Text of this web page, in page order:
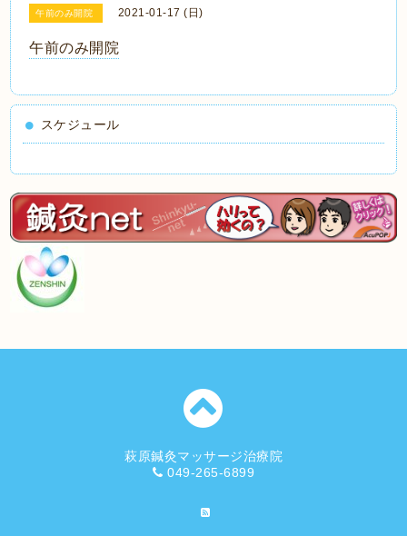
午前のみ開院 2021-01-17 (日)
午前のみ開院
スケジュール
萩原鍼灸マッサージ治療院
049-265-6899